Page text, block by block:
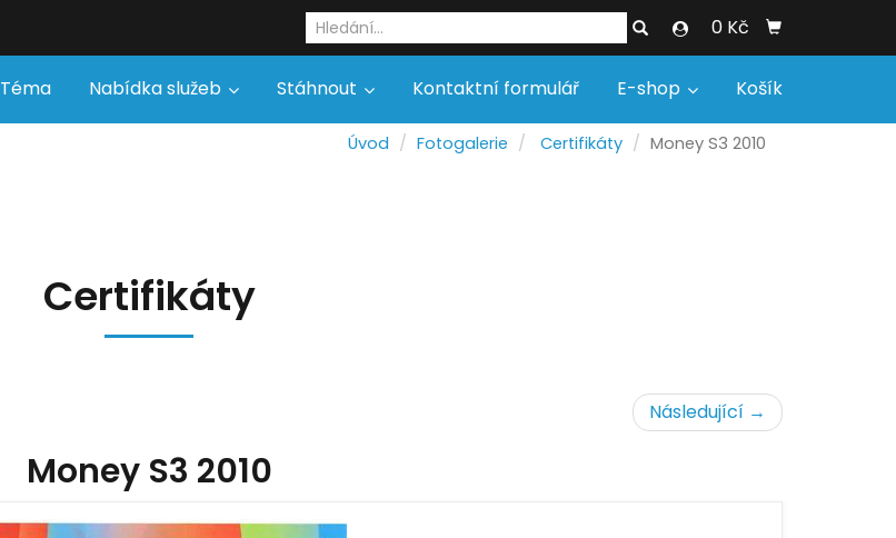
0 Kč
Téma Nabídka služeb Stáhnout Kontaktní formulář E-shop Košík
Úvod Fotogalerie Certifikáty Money S3 2010
Certifikáty
Následující →
Money S3 2010